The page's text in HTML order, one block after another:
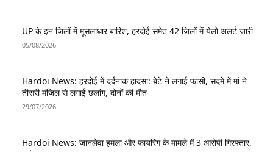
UP के इन जिलों में मूसलाधार बारिश, हरदोई समेत 42 जिलों में येलो अलर्ट जारी
05/08/2026
Hardoi News: हरदोई में दर्दनाक हादसा: बेटे ने लगाई फांसी, सदमे में मां ने
तीसरी मंजिल से लगाई छलांग, दोनों की मौत
29/07/2026
Hardoi News: जानलेवा हमला और फायरिंग के मामले में 3 आरोपी गिरफ्तार,